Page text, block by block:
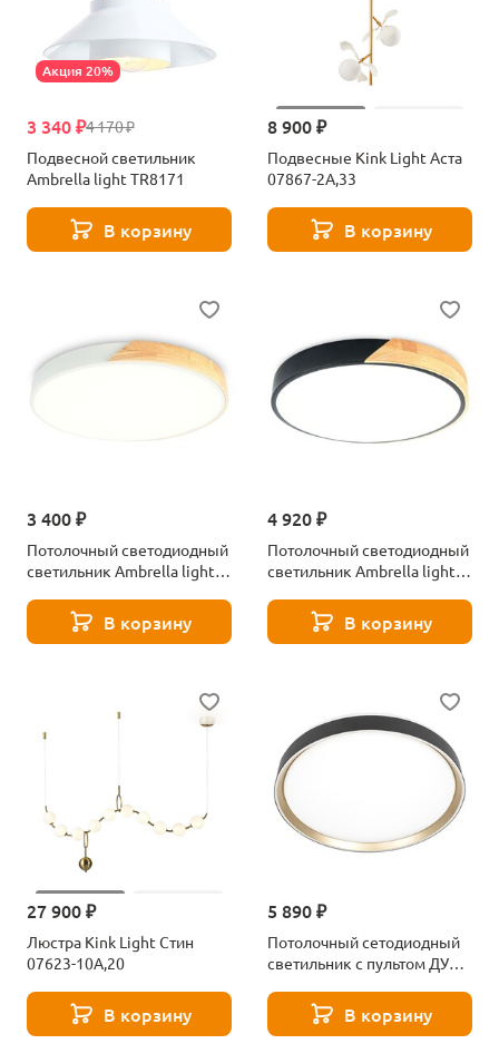
Акция 20%
4 170 ₽
3 340 ₽
Подвесной светильник
Ambrella light TR8171
В корзину
8 900 ₽
Подвесные Kink Light Аста
07867-2A,33
В корзину
3 400 ₽
Потолочный светодиодный
светильник Ambrella light
В корзину
4 920 ₽
Потолочный светодиодный
светильник Ambrella light
В корзину
27 900 ₽
Люстра Kink Light Стин
07623-10A,20
В корзину
5 890 ₽
Потолочный сетодиодный
светильник с пультом ДУ
В корзину